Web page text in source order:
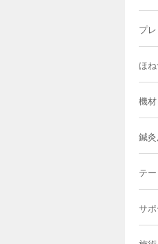
プ
ほ
機
鍼
テ
サ